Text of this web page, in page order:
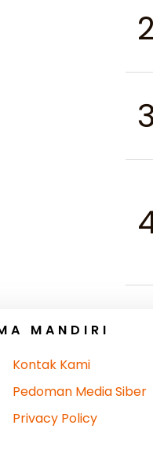
2
3
MANDIRI
Kontak Kami
Pedoman Media Siber
Privacy Policy